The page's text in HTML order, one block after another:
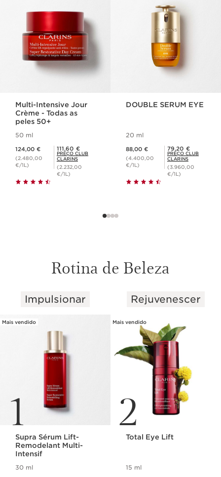
Multi-Intensive Jour
Crème - Todas as
peles 50+
50 ml
124,00 €
(2.480,00
€/1L)
Preço Club Clarins 111,60 €
111,60 €
PREÇO CLUB
CLARINS
(2.232,00
€/1L)
DOUBLE SERUM EYE
20 ml
88,00 €
(4.400,00
€/1L)
Preço Club Clarins 79,20 €
79,20 €
PREÇO CLUB
CLARINS
(3.960,00
€/1L)
Rotina de Beleza
SALTAR PARA O CONTEÚDO
Impulsionar
1
Mais vendido
Supra Sérum Lift-
Remodelant Multi-
Intensif
30 ml
Rejuvenescer
2
Mais vendido
Total Eye Lift
15 ml